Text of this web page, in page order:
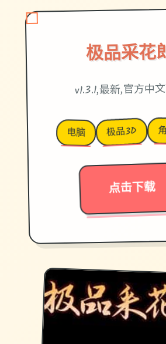
极品采花
v1.3.1,最新,官方中
电脑 极品3D
点击下载